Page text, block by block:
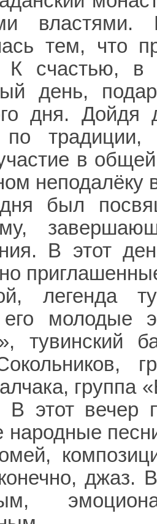
тем, что
К счастью, в
день,
дня. Дойдя
по
в
неподалёку
был
В этот
легенда
его молодые
тувинский
группа
В этот вечер
народные
джаз.